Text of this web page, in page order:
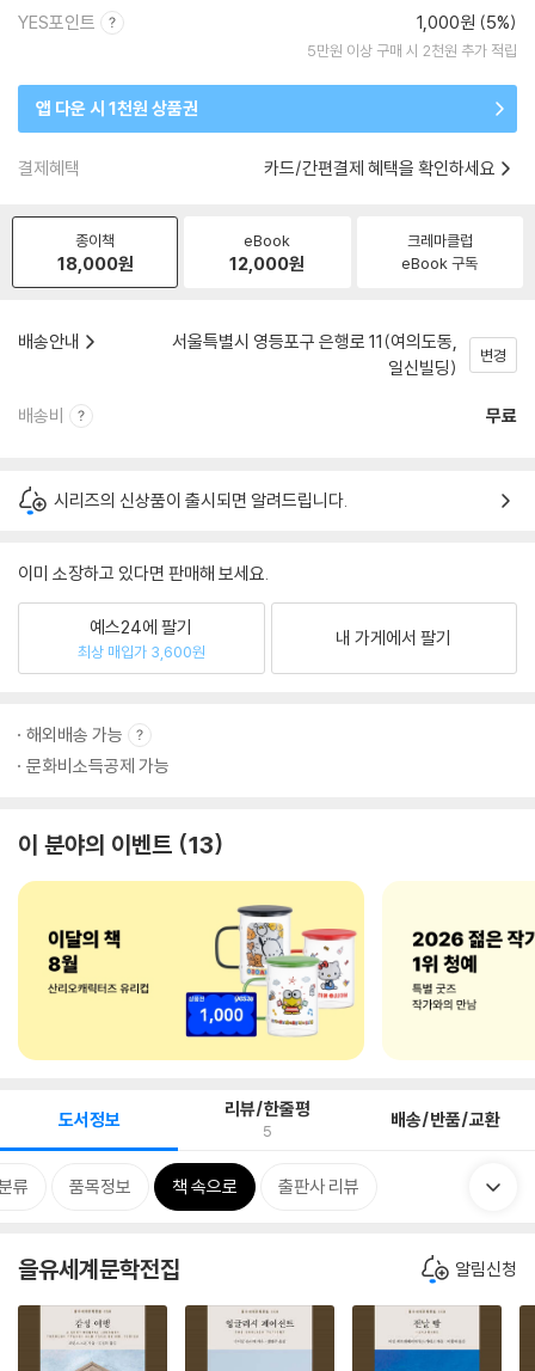
YES포인트 1,000원 (5%)
5만원 이상 구매 시 2천원 추가 적립
앱 다운 시 1천원 상품권
결제혜택 카드/간편결제 혜택을 확인하세요
종이책
18,000원
eBook
12,000원
크레마클럽
eBook 구독
배송안내
서울특별시 영등포구 은행로 11(여의도동,
일신빌딩)
변경
배송비 무료
시리즈의 신상품이 출시되면 알려드립니다.
이미 소장하고 있다면 판매해 보세요.
예스24에 팔기
최상 매입가 3,600원
내 가게에서 팔기
해외배송 가능
문화비소득공제 가능
이 분야의 이벤트 13
도서정보 리뷰/한줄평
5 배송/반품/교환
류 품목정보 책 속으로 출판사 리뷰
을유세계문학전집 알림신청